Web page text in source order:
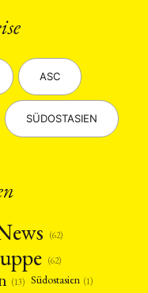
ASC
SÜDOSTASIEN
(62)
(62)
(13) Südostasien (1)